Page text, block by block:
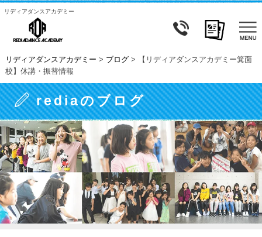
リディアダンスアカデミー
リディアダンスアカデミー > ブログ>
【リディアダンスアカデミー箕面
校】休講・振替情報
rediaのブログ